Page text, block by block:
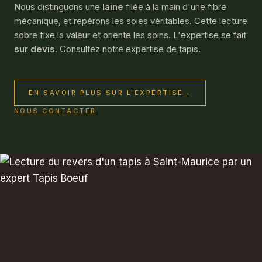
Nous distinguons une laine filée à la main d'une fibre
mécanique, et repérons les soies véritables. Cette lecture
sobre fixe la valeur et oriente les soins. L'expertise se fait
sur devis. Consultez notre expertise de tapis.
EN SAVOIR PLUS SUR L'EXPERTISE →
NOUS CONTACTER